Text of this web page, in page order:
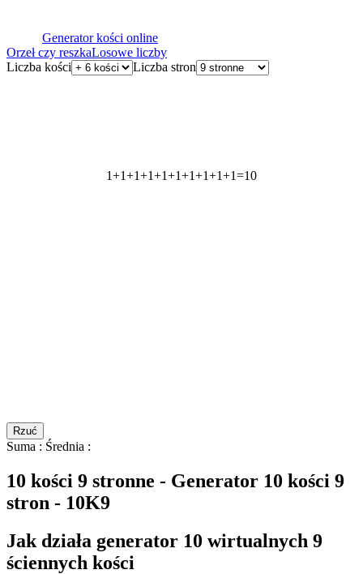
Generator kości online
Orzeł czy reszkaLosowe liczby
Liczba kości
Liczba stron
1+1+1+1+1+1+1+1+1+1=10
Rzuć
Suma : Średnia :
10 kości 9 stronne - Generator 10 kości 9
stron - 10K9
Jak działa generator 10 wirtualnych 9
ściennych kości